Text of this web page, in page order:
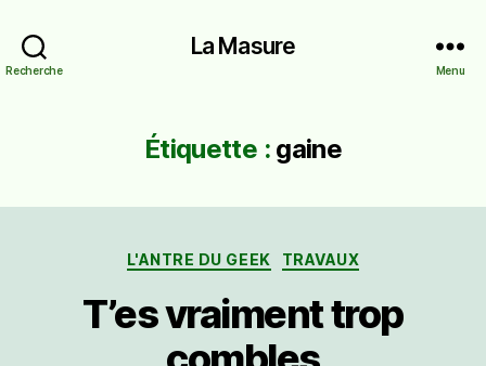
Recherche
La Masure
Menu
Étiquette : gaine
Catégories
L'ANTRE DU GEEK TRAVAUX
T’es vraiment trop